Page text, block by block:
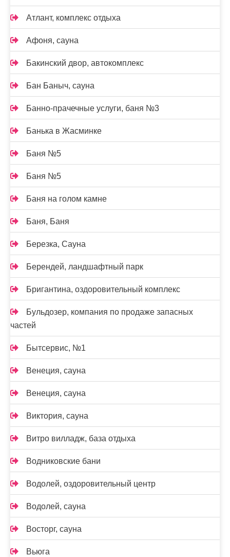
Атлант, комплекс отдыха
Афоня, сауна
Бакинский двор, автокомплекс
Бан Баныч, сауна
Банно-прачечные услуги, баня №3
Банька в Жасминке
Баня №5
Баня №5
Баня на голом камне
Баня, Баня
Березка, Сауна
Берендей, ландшафтный парк
Бригантина, оздоровительный комплекс
Бульдозер, компания по продаже запасных
частей
Бытсервис, №1
Венеция, сауна
Венеция, сауна
Виктория, сауна
Витро вилладж, база отдыха
Водниковские бани
Водолей, оздоровительный центр
Водолей, сауна
Восторг, сауна
Вьюга